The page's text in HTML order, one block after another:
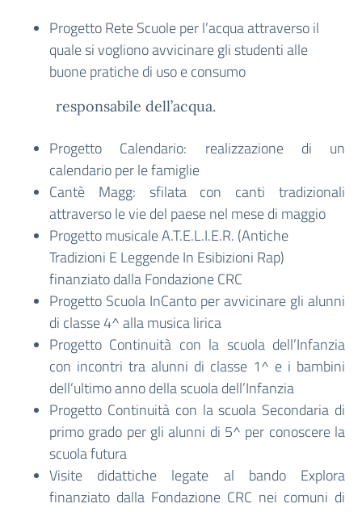
Progetto Rete Scuole per l’acqua attraverso il
quale si vogliono avvicinare gli studenti alle
buone pratiche di uso e consumo
responsabile dell’acqua.
Progetto Calendario: realizzazione di un
calendario per le famiglie
Cantè Magg: sfilata con canti tradizionali
attraverso le vie del paese nel mese di maggio
Progetto musicale A.T.E.L.I.E.R. (Antiche
Tradizioni E Leggende In Esibizioni Rap)
finanziato dalla Fondazione CRC
Progetto Scuola InCanto per avvicinare gli alunni
di classe 4^ alla musica lirica
Progetto Continuità con la scuola dell’Infanzia
con incontri tra alunni di classe 1^ e i bambini
dell’ultimo anno della scuola dell’Infanzia
Progetto Continuità con la scuola Secondaria di
primo grado per gli alunni di 5^ per conoscere la
scuola futura
Visite didattiche legate al bando Explora
finanziato dalla Fondazione CRC nei comuni di